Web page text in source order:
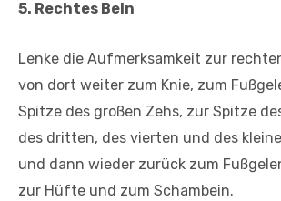
5. Rechtes Bein
Lenke die Aufmerksamkeit zur
von dort weiter zum Knie, zum
Spitze des großen Zehs, zur Spitze
des dritten, des vierten und des
und dann wieder zurück zum
zur Hüfte und zum Schambein.